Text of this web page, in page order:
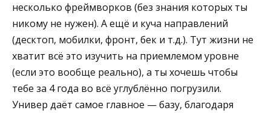
несколько фреймворков (без знания которых ты
никому не нужен). А ещё и куча направлений
(десктоп, мобилки, фронт, бек и т.д.). Тут жизни не
хватит всё это изучить на приемлемом уровне
(если это вообще реально), а ты хочешь чтобы
тебе за 4 года во всё углублённо погрузили.
Универ даёт самое главное — базу, благодаря